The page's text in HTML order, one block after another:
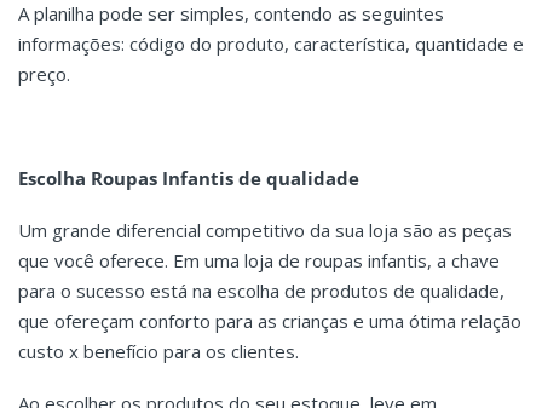
A planilha pode ser simples, contendo as seguintes
informações: código do produto, característica, quantidade e
preço.
Escolha Roupas Infantis de qualidade
Um grande diferencial competitivo da sua loja são as peças
que você oferece. Em uma loja de roupas infantis, a chave
para o sucesso está na escolha de produtos de qualidade,
que ofereçam conforto para as crianças e uma ótima relação
custo x benefício para os clientes.